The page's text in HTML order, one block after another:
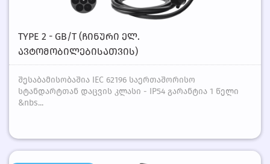
TYPE 2 - GB/T (ᲩᲘᲜᲣᲠᲘ ᲔᲚ.
ᲐᲕᲢᲝᲛᲝᲑᲘᲚᲔᲑᲘᲡᲐᲗᲕᲘᲡ)
შესაბამისობაშია IEC 62196 საერთაშორისო
სტანდარტთან დაცვის კლასი - IP54 გარანტია 1 წელი
&nbs...